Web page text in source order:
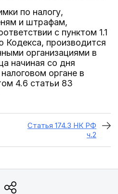
по налогу,
и штрафам,
с пунктом 1.1
Кодекса, производится
организациями в
начиная со дня
органе в
4.6 статьи 83
Статья 174.3 НК РФ
ч.2